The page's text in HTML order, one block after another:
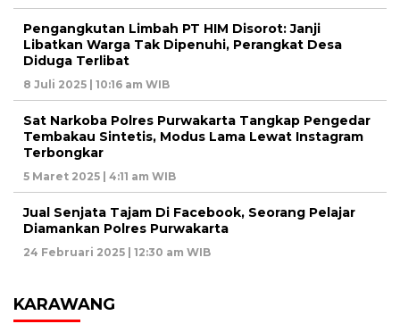
Pengangkutan Limbah PT HIM Disorot: Janji
Libatkan Warga Tak Dipenuhi, Perangkat Desa
Diduga Terlibat
8 Juli 2025 | 10:16 am WIB
Sat Narkoba Polres Purwakarta Tangkap Pengedar
Tembakau Sintetis, Modus Lama Lewat Instagram
Terbongkar
5 Maret 2025 | 4:11 am WIB
Jual Senjata Tajam Di Facebook, Seorang Pelajar
Diamankan Polres Purwakarta
24 Februari 2025 | 12:30 am WIB
KARAWANG